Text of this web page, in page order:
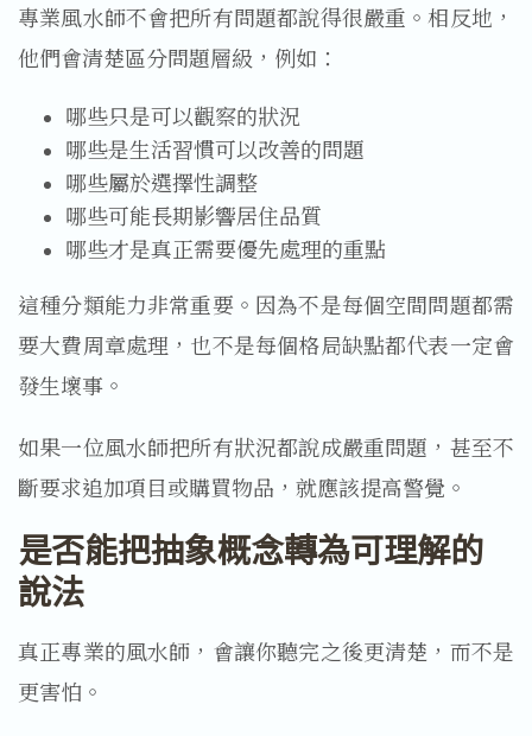
專業風水師不會把所有問題都說得很嚴重。相反地，
他們會清楚區分問題層級，例如：
哪些只是可以觀察的狀況
哪些是生活習慣可以改善的問題
哪些屬於選擇性調整
哪些可能長期影響居住品質
哪些才是真正需要優先處理的重點
這種分類能力非常重要。因為不是每個空間問題都需
要大費周章處理，也不是每個格局缺點都代表一定會
發生壞事。
如果一位風水師把所有狀況都說成嚴重問題，甚至不
斷要求追加項目或購買物品，就應該提高警覺。
是否能把抽象概念轉為可理解的
說法
真正專業的風水師，會讓你聽完之後更清楚，而不是
更害怕。